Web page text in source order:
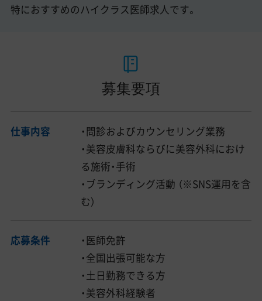
特におすすめのハイクラス医師求人です。
募集要項
仕事内容
・問診およびカウンセリング業務
・美容皮膚科ならびに美容外科におけ
る施術・手術
・ブランディング活動 （※SNS運用を含
む）
応募条件
・医師免許
・全国出張可能な方
・土日勤務できる方
・美容外科経験者